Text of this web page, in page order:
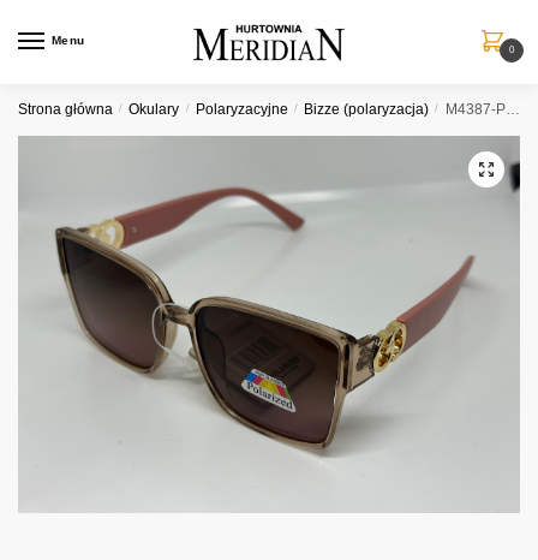
Menu
0
Strona główna / Okulary / Polaryzacyjne / Bizze (polaryzacja) / M4387-P-D